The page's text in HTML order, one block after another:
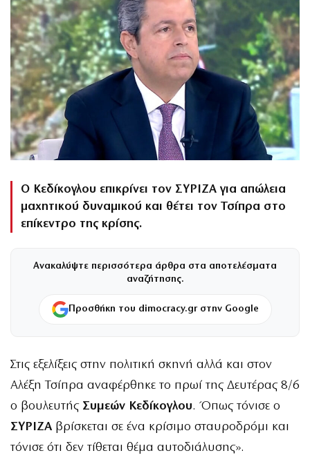
Ο Κεδίκογλου επικρίνει τον ΣΥΡΙΖΑ για απώλεια
μαχητικού δυναμικού και θέτει τον Τσίπρα στο
επίκεντρο της κρίσης.
Ανακαλύψτε περισσότερα άρθρα στα αποτελέσματα
αναζήτησης.
Προσθήκη του dimocracy.gr στην Google
Στις εξελίξεις στην πολιτική σκηνή αλλά και στον
Αλέξη Τσίπρα αναφέρθηκε το πρωί της Δευτέρας 8/6
ο βουλευτής Συμεών Κεδίκογλου. Όπως τόνισε ο
ΣΥΡΙΖΑ βρίσκεται σε ένα κρίσιμο σταυροδρόμι και
τόνισε ότι δεν τίθεται θέμα αυτοδιάλυσης».